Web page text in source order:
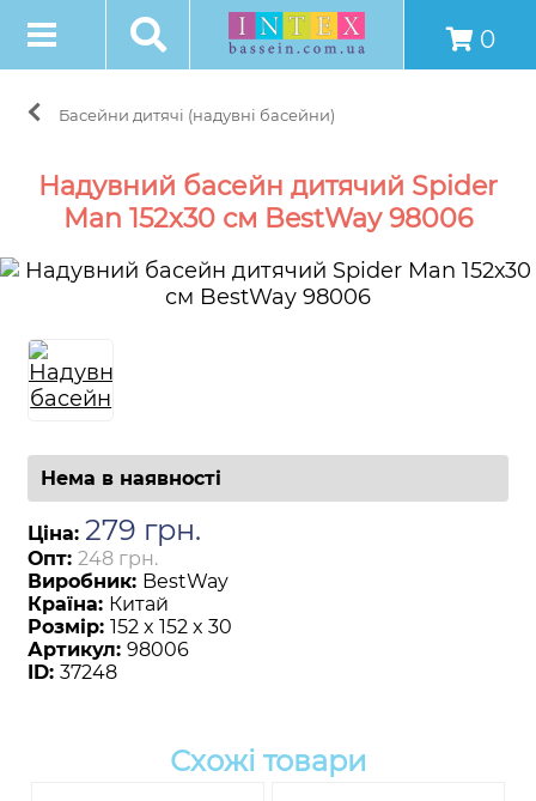
0
Басейни дитячі (надувні басейни)
Надувний басейн дитячий Spider
Man 152х30 см BestWay 98006
Нема в наявності
Ціна: 279 грн.
Опт: 248 грн.
Виробник: BestWay
Країна: Китай
Розмір: 152 x 152 x 30
Артикул: 98006
ID: 37248
Схожі товари